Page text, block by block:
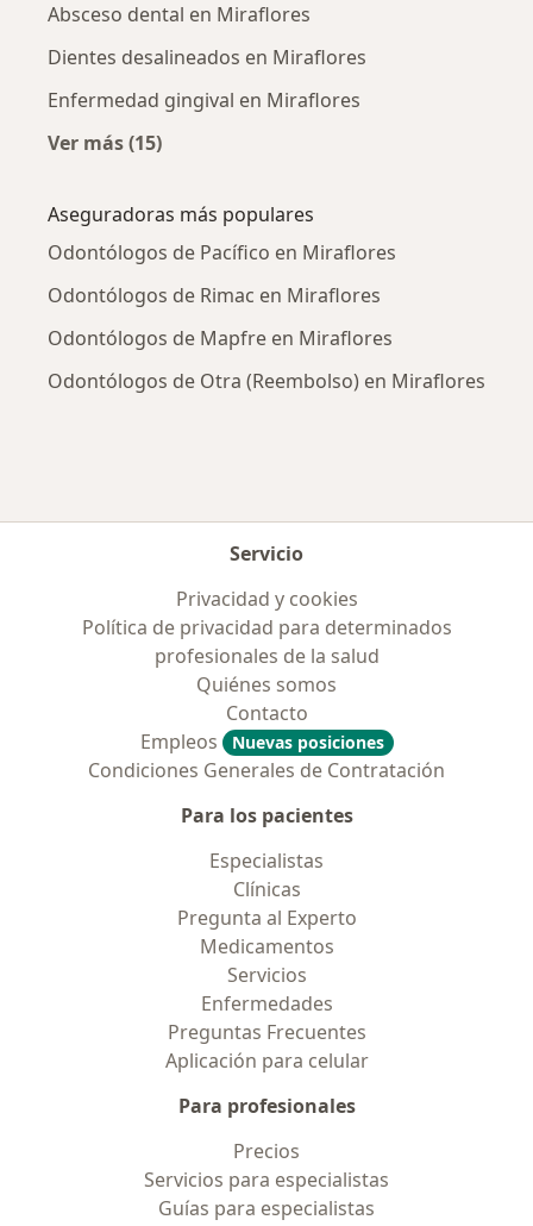
Absceso dental en Miraflores
Dientes desalineados en Miraflores
Enfermedad gingival en Miraflores
Ver más (15)
Aseguradoras más populares
Odontólogos de Pacífico en Miraflores
Odontólogos de Rimac en Miraflores
Odontólogos de Mapfre en Miraflores
Odontólogos de Otra (Reembolso) en Miraflores
Servicio
Privacidad y cookies
Política de privacidad para determinados
profesionales de la salud
Quiénes somos
Contacto
Empleos
Nuevas posiciones
Condiciones Generales de Contratación
Para los pacientes
Especialistas
Clínicas
Pregunta al Experto
Medicamentos
Servicios
Enfermedades
Preguntas Frecuentes
Aplicación para celular
Para profesionales
Precios
Servicios para especialistas
Guías para especialistas